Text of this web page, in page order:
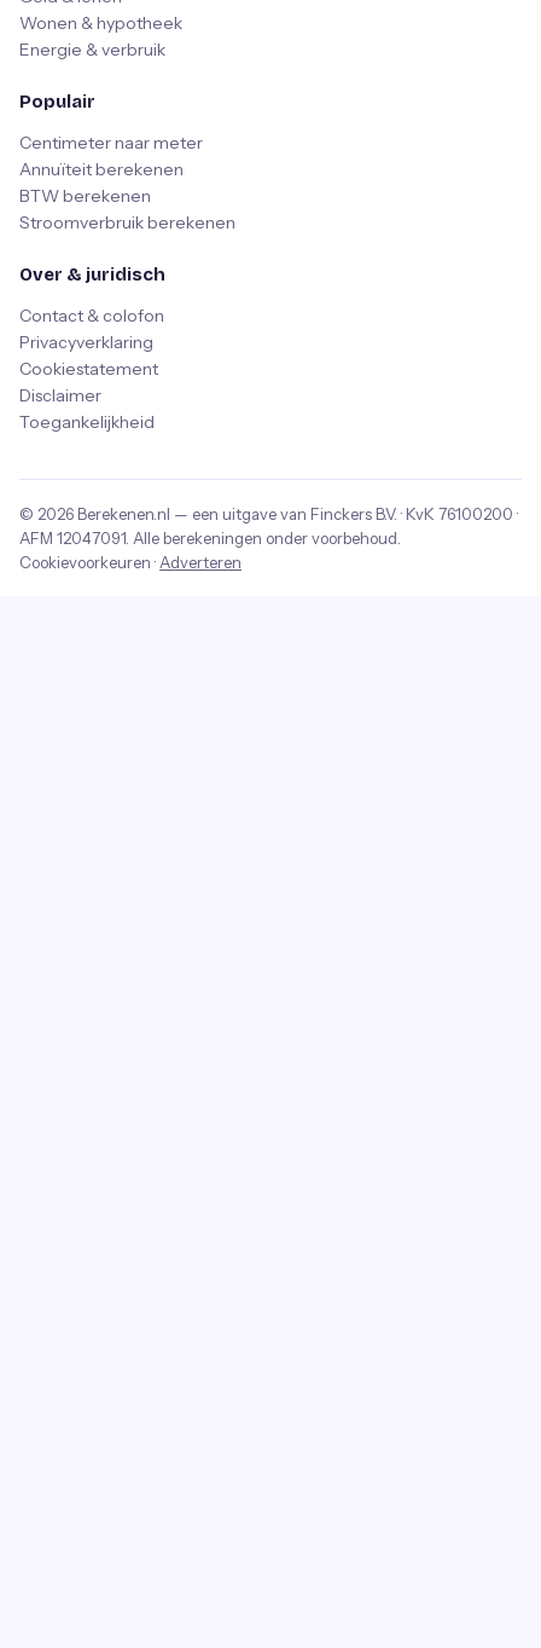
Wonen & hypotheek
Energie & verbruik
Populair
Centimeter naar meter
Annuïteit berekenen
BTW berekenen
Stroomverbruik berekenen
Over & juridisch
Contact & colofon
Privacyverklaring
Cookiestatement
Disclaimer
Toegankelijkheid
© 2026 Berekenen.nl — een uitgave van Finckers B.V. · KvK 76100200 ·
AFM 12047091 . Alle berekeningen onder voorbehoud.
Cookievoorkeuren · Adverteren